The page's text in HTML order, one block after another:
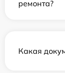
ремонта?
Какая